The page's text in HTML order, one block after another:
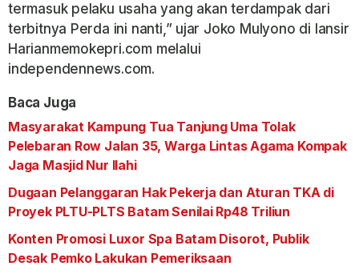
termasuk pelaku usaha yang akan terdampak dari
terbitnya Perda ini nanti,” ujar Joko Mulyono di lansir
Harianmemokepri.com melalui
independennews.com.
Baca Juga
Masyarakat Kampung Tua Tanjung Uma Tolak
Pelebaran Row Jalan 35, Warga Lintas Agama Kompak
Jaga Masjid Nur Ilahi
Dugaan Pelanggaran Hak Pekerja dan Aturan TKA di
Proyek PLTU-PLTS Batam Senilai Rp48 Triliun
Konten Promosi Luxor Spa Batam Disorot, Publik
Desak Pemko Lakukan Pemeriksaan